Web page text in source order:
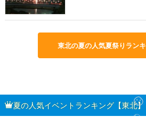
東北の夏の人気夏祭りラン
夏の人気イベントランキング【東北】